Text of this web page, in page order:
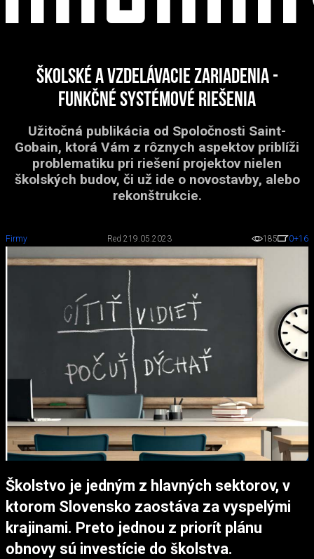
Školské a vzdelávacie zariadenia -
Funkčné systémové riešenia
Užitočná publikácia od Spoločnosti Saint-
Gobain, ktorá Vám z rôznych aspektov priblíži
problematiku pri riešení projektov nielen
školských budov, či už ide o novostavby, alebo
rekonštrukcie.
Firmy Red 219.05.2023 185 0+16
Školstvo je jedným z hlavných sektorov, v
ktorom Slovensko zaostáva za vyspelými
krajinami. Preto jednou z priorít plánu
obnovy sú investície do školstva.